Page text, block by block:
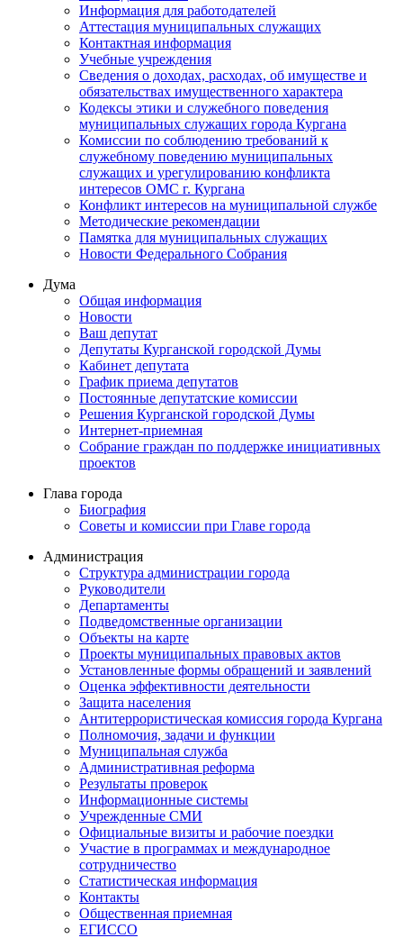
Информация для работодателей
Аттестация муниципальных служащих
Контактная информация
Учебные учреждения
Сведения о доходах, расходах, об имуществе и
обязательствах имущественного характера
Кодексы этики и служебного поведения
муниципальных служащих города Кургана
Комиссии по соблюдению требований к
служебному поведению муниципальных
служащих и урегулированию конфликта
интересов ОМС г. Кургана
Конфликт интересов на муниципальной службе
Методические рекомендации
Памятка для муниципальных служащих
Новости Федерального Cобрания
Дума
Общая информация
Новости
Ваш депутат
Депутаты Курганской городской Думы
Кабинет депутата
График приема депутатов
Постоянные депутатские комиссии
Решения Курганской городской Думы
Интернет-приемная
Собрание граждан по поддержке инициативных
проектов
Глава города
Биография
Советы и комиссии при Главе города
Администрация
Структура администрации города
Руководители
Департаменты
Подведомственные организации
Объекты на карте
Проекты муниципальных правовых актов
Установленные формы обращений и заявлений
Оценка эффективности деятельности
Защита населения
Антитеррористическая комиссия города Кургана
Полномочия, задачи и функции
Муниципальная служба
Административная реформа
Результаты проверок
Информационные системы
Учрежденные СМИ
Официальные визиты и рабочие поездки
Участие в программах и международное
сотрудничество
Статистическая информация
Контакты
Общественная приемная
ЕГИССО